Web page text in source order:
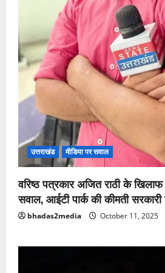
उत्तराखंड मीडिया पर सवाल
वरिष्ठ पत्रकार अजित राठी के खिलाफ
सवाल, आईटी पार्क की कीमती
bhadas2media October 11, 2025